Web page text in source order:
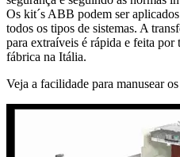
Os kit´s ABB podem ser
todos os tipos de sistemas. A
para extraíveis é rápida e feita
fábrica na Itália.
Veja a facilidade para manusear